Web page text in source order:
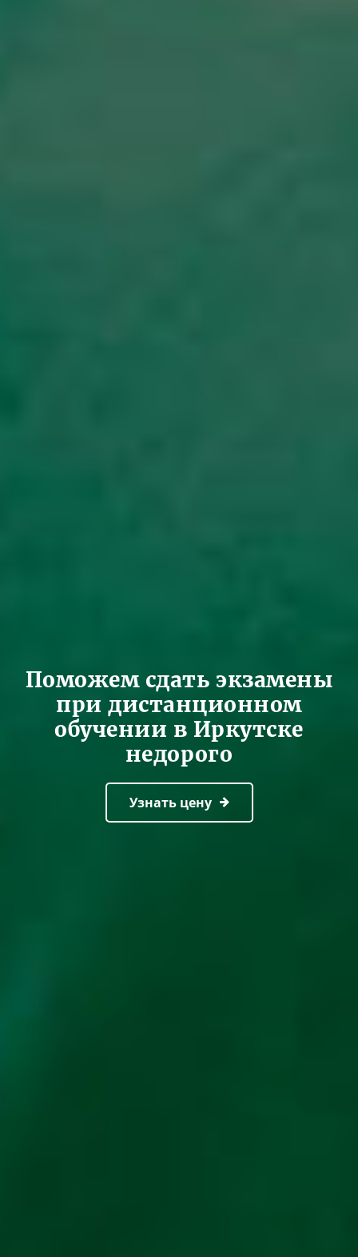
Поможем сдать экзамены
при дистанционном
обучении в Иркутске
недорого
Узнать цену